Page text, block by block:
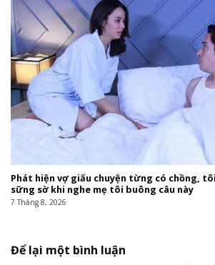
Phát hiện vợ giấu chuyện từng có chồng,
sững sờ khi nghe mẹ tôi buông câu này
7 Tháng 8, 2026
Để lại một bình luận